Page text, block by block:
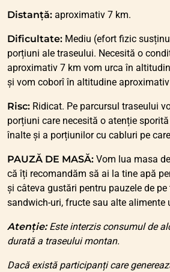
Distanță: aproximativ 7 km.
Dificultate: Mediu (efort fizic
porțiuni ale traseului. Necesită o
aproximativ 7 km vom urca în
și vom coborî în altitudine
Risc: Ridicat. Pe parcursul traseului
porțiuni care necesită o atenție
înalte și a porțiunilor cu cabluri pe
PAUZĂ DE MASĂ: Vom lua masa
că îți recomandăm să ai la tine apă
și câteva gustări pentru pauzele de pe
sandwich-uri, fructe sau alte alimente
Atenție:Este interzis consumul de
durată a traseului montan.
Dacă există participanți care